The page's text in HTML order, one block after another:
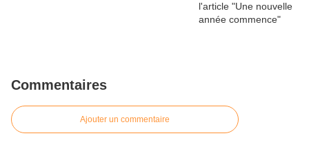
Commentaires
Ajouter un commentaire